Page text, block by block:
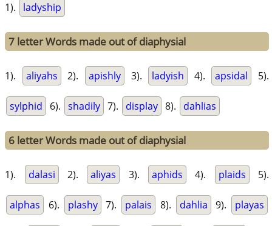
1). ladyship
7 letter Words made out of diaphysial
1). aliyahs 2). apishly 3). ladyish 4). apsidal 5).
sylphid 6). shadily 7). display 8). dahlias
6 letter Words made out of diaphysial
1). dalasi 2). aliyas 3). aphids 4). plaids 5).
alphas 6). plashy 7). palais 8). dahlia 9). playas